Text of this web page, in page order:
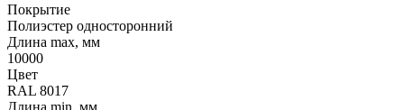
Покрытие
Полиэстер односторонний
Длина max, мм
10000
Цвет
RAL 8017
Длина min, мм